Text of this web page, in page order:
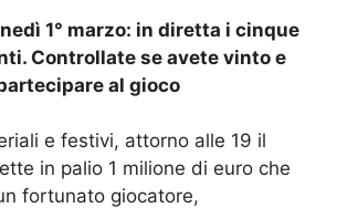
1° marzo: in diretta i cinque
Controllate se avete vinto e
al gioco
e festivi, attorno alle 19 il
in palio 1 milione di euro che
fortunato giocatore,